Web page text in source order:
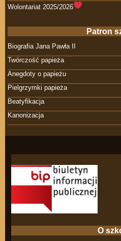
Wolontariat 2025/2026
Patron
Biografia Jana Pawła II
Twórczość papieża
Anegdoty o papieżu
Pielgrzymki papieża
Beatyfikacja
Kanonizacja
O